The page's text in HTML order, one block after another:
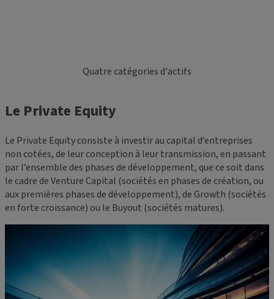
Quatre catégories d'actifs
Le Private Equity
Le Private Equity consiste à investir au capital d’entreprises
non cotées, de leur conception à leur transmission, en passant
par l’ensemble des phases de développement, que ce soit dans
le cadre de Venture Capital (sociétés en phases de création, ou
aux premières phases de développement), de Growth (sociétés
en forte croissance) ou le Buyout (sociétés matures).